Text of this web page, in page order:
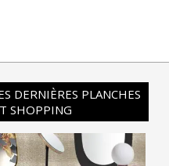
DERNIÈRES PLANCHES
SHOPPING